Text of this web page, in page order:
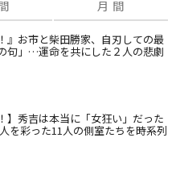
月 間
』お市と柴田勝家、自刃しての最
句」…運命を共にした２人の悲劇
】秀吉は本当に「女狂い」だった
を彩った11人の側室たちを時系列